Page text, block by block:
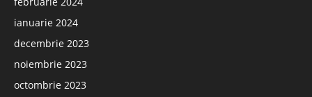
ianuarie 2024
decembrie 2023
noiembrie 2023
octombrie 2023